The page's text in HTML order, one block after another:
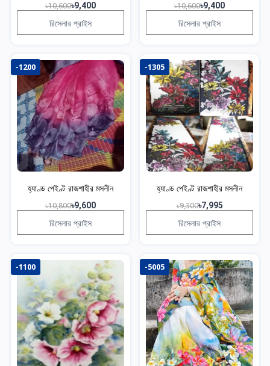
৳10,600৳9,400
রিসেলার প্রাইস
৳10,600৳9,400
রিসেলার প্রাইস
-1200
হ্যাণ্ড পেইণ্ট রাজশাহীর মসলীন
৳10,800৳9,600
রিসেলার প্রাইস
-1305
হ্যাণ্ড পেইণ্ট রাজশাহীর মসলীন
৳9,300৳7,995
রিসেলার প্রাইস
-1100 -5005